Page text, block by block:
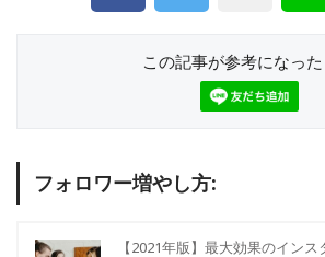
この記事が参考になった
フォロワー増やし方:
【2021年版】最大効果のインス